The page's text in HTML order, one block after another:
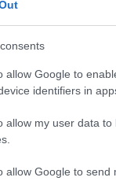
allow Google to
identifiers in
allow my user data
allow Google to send
δημόσιες